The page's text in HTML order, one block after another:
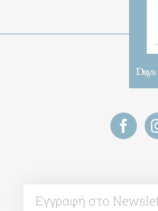
ΠΟΛΙΤΙΣΤΙΚΟΙ ΦΟΡΕΙΣ